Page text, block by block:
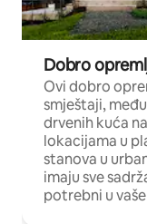
Dobro
Ovi dobro
smještaji,
drvenih kuća
lokacijama u
stanova u
imaju sve
potrebni u